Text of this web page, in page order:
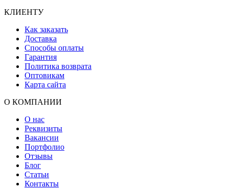
КЛИЕНТУ
Как заказать
Доставка
Способы оплаты
Гарантия
Политика возврата
Оптовикам
Карта сайта
О КОМПАНИИ
О нас
Реквизиты
Вакансии
Портфолио
Отзывы
Блог
Статьи
Контакты